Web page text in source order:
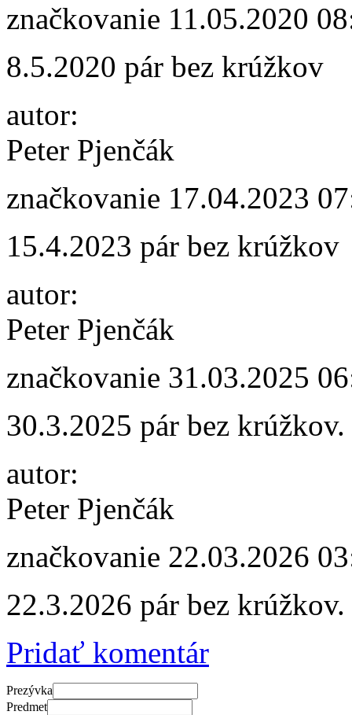
značkovanie 11.05.2020
8.5.2020 pár bez krúžkov
autor:
Peter Pjenčák
značkovanie 17.04.2023
15.4.2023 pár bez krúžkov
autor:
Peter Pjenčák
značkovanie 31.03.2025
30.3.2025 pár bez krúžkov.
autor:
Peter Pjenčák
značkovanie 22.03.2026
22.3.2026 pár bez krúžkov.
Pridať komentár
Prezývka
Predmet